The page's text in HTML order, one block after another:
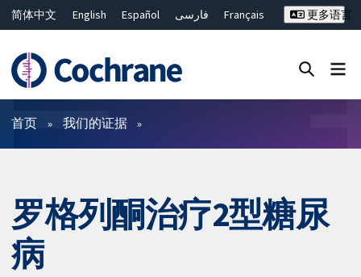
简体中文 English Español فارسی
Français
ไทย
繁體中文
更多语言
过滤
首页 我们的证据
罗格列酮治疗2型糖尿
病